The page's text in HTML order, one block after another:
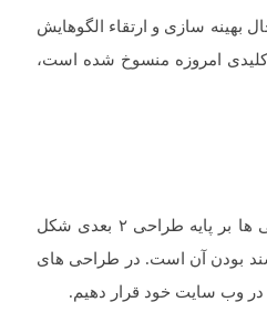
بهینه سازی و ارتقاء الگوهایش
کلیدی امروزه منسوخ شده است،
مانند بسیاری از تکنولوژی های دیگر بطور مداوم در حال تغییر است، و امروزه سبک طراحی ها بر پایه طراحی ۲ بعدی شکل
بودن آن است. در طراحی های
در وب سایت خود قرار دهیم.